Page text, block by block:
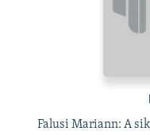
Falusi Mariann: A